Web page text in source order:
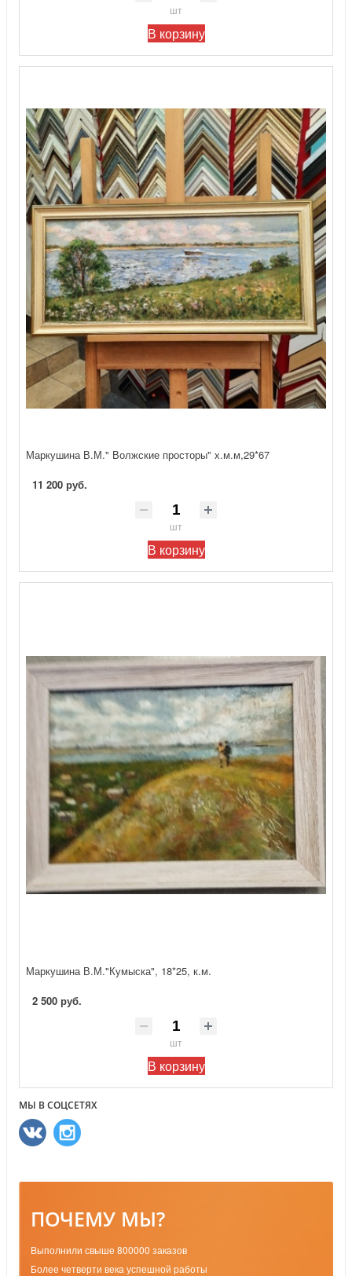
шт
В корзину
Маркушина В.М." Волжские просторы" х.м.м,29*67
11 200 руб.
шт
В корзину
Маркушина В.М."Кумыска", 18*25, к.м.
2 500 руб.
шт
В корзину
МЫ В СОЦСЕТЯХ
ПОЧЕМУ МЫ?
Выполнили свыше 800000 заказов
Более четверти века успешной работы